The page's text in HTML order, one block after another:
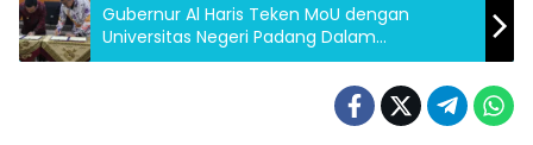
Gubernur Al Haris Teken MoU dengan
Universitas Negeri Padang Dalam
Meningkatkan SDM